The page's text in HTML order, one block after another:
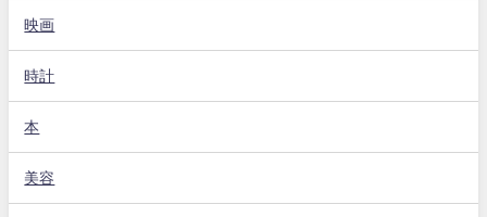
映画
時計
本
美容